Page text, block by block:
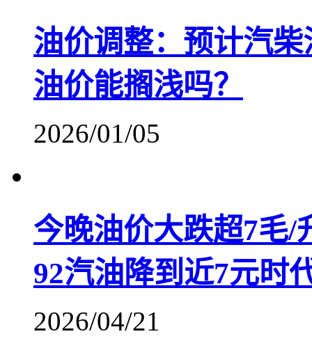
油价调整：预计汽
油价能搁浅吗？
2026/01/05
今晚油价大跌超7毛/
92汽油降到近7元时
2026/04/21